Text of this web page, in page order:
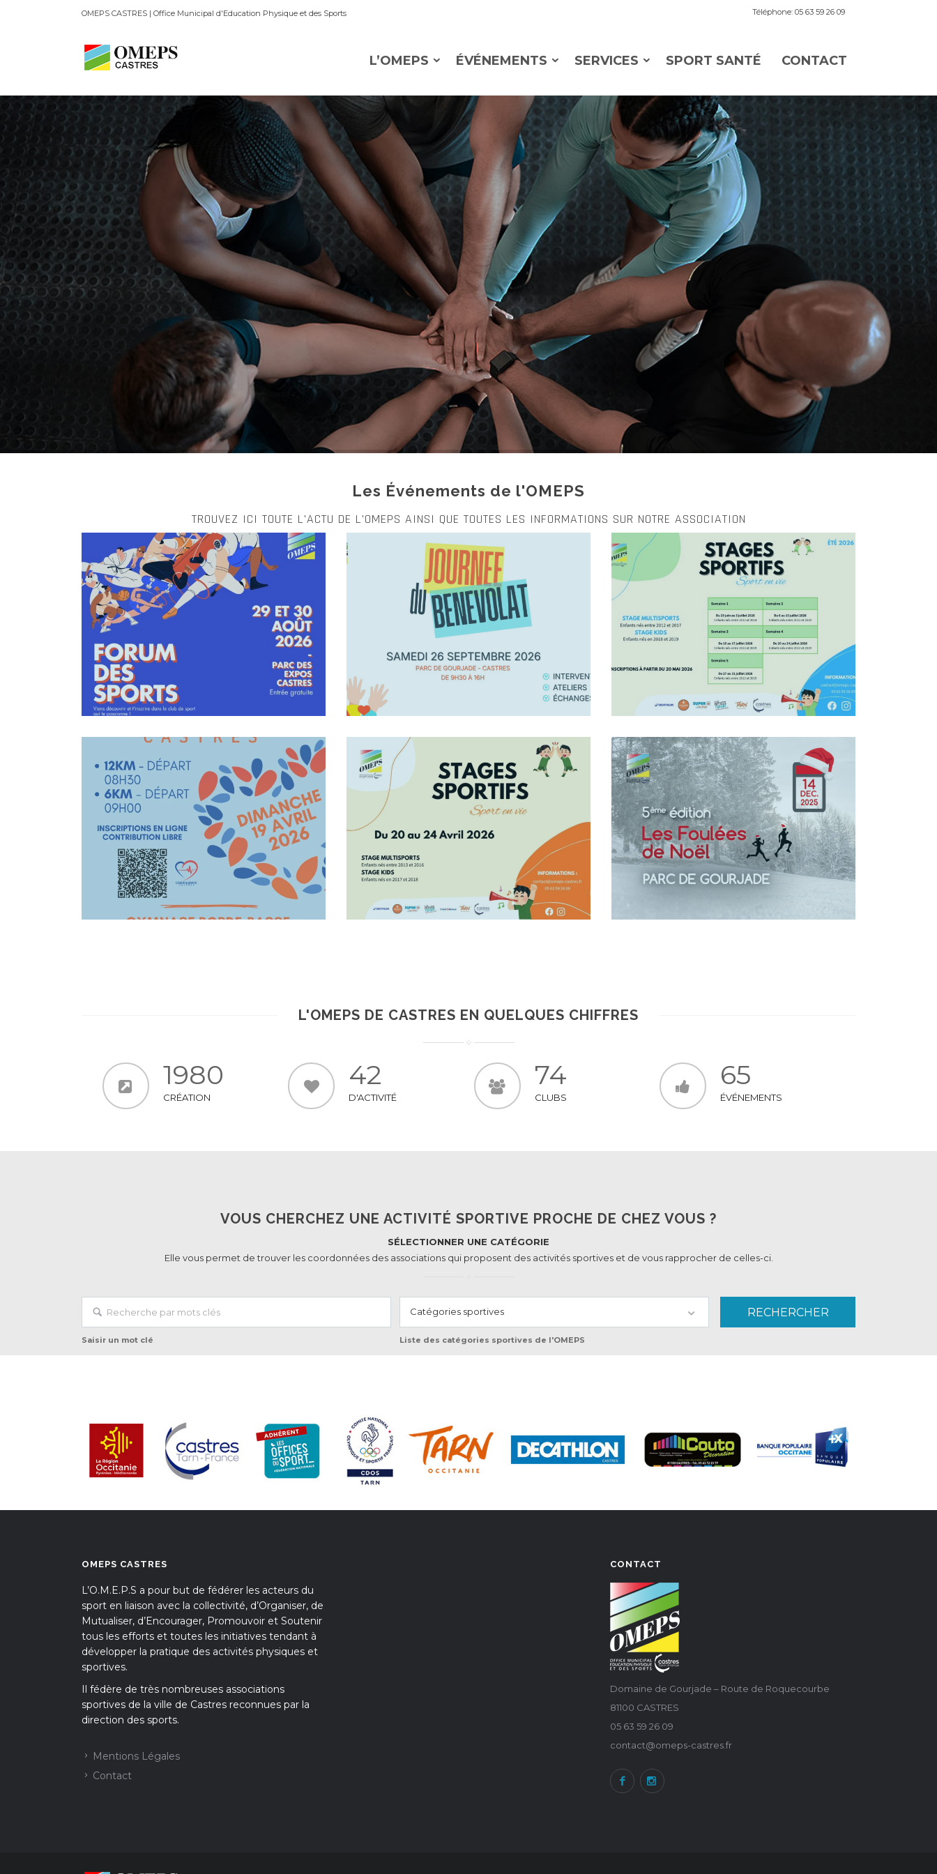
OMEPS CASTRES | Office Municipal d'Education Physique et des Sports Téléphone: 05 63 59 26 09
L’OMEPS ÉVÉNEMENTS SERVICES SPORT SANTÉ CONTACT
OMEPS Castres
Les Événements de l'OMEPS
TROUVEZ ICI TOUTE L'ACTU DE L'OMEPS AINSI QUE TOUTES LES INFORMATIONS SUR NOTRE ASSOCIATION
En Savoir + En Savoir + En Savoir +
L'OMEPS DE CASTRES EN QUELQUES CHIFFRES
1980
CRÉATION
42
D'ACTIVITÉ
74
CLUBS
65
ÉVÉNEMENTS
VOUS CHERCHEZ UNE ACTIVITÉ SPORTIVE PROCHE DE CHEZ VOUS ?
SÉLECTIONNER UNE CATÉGORIE
Elle vous permet de trouver les coordonnées des associations qui proposent des activités sportives et de vous rapprocher de celles-ci.
Saisir un mot clé
Catégories sportives
Liste des catégories sportives de l'OMEPS
OMEPS CASTRES
L’O.M.E.P.S a pour but de fédérer les acteurs du
sport en liaison avec la collectivité, d’Organiser, de
Mutualiser, d’Encourager, Promouvoir et Soutenir
tous les efforts et toutes les initiatives tendant à
développer la pratique des activités physiques et
sportives.
Il fédère de très nombreuses associations
sportives de la ville de Castres reconnues par la
direction des sports.
Mentions Légales
Contact
CONTACT
Domaine de Gourjade – Route de Roquecourbe
81100 CASTRES
05 63 59 26 09
contact@omeps-castres.fr